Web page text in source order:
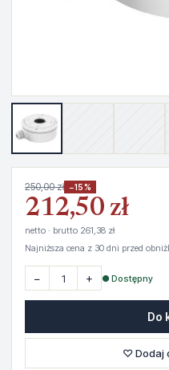
250,00 zł −15%
212,50 zł
netto · brutto 261,38 zł
Najniższa cena z 30 dni przed
− + ● Dostępny
Do
♡ Dodaj